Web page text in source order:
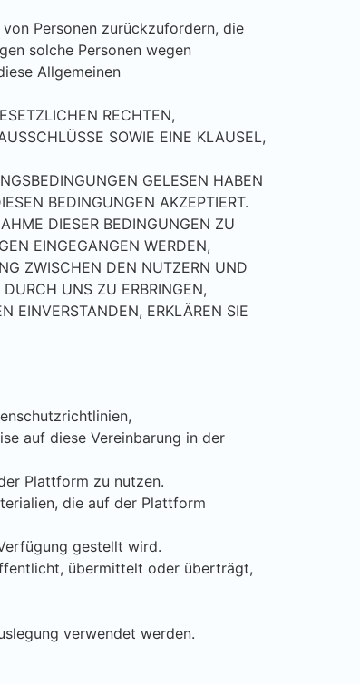
Personen zurückzufordern, die
solche Personen wegen
Allgemeinen
RECHTEN,
SOWIE EINE KLAUSEL,
GELESEN HABEN
BEDINGUNGEN AKZEPTIERT.
DIESER BEDINGUNGEN ZU
EINGEGANGEN WERDEN,
ZWISCHEN DEN NUTZERN UND
UNS ZU ERBRINGEN,
EINVERSTANDEN, ERKLÄREN SIE
auf diese Vereinbarung in der
Plattform zu nutzen.
die auf der Plattform
gestellt wird.
übermittelt oder überträgt,
verwendet werden.